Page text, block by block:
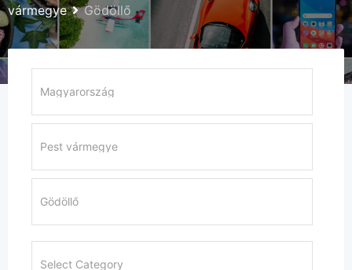
vármegye
Gödöllő